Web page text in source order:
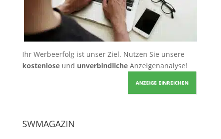
Ihr Werbeerfolg ist unser Ziel. Nutzen Sie unsere
kostenloseund unverbindlicheAnzeigenanalyse!
ANZEIGE EINREICHEN
SWMAGAZIN